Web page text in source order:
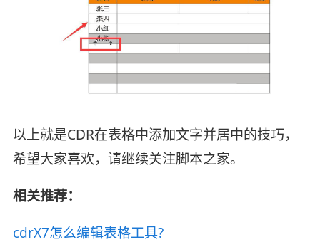
以上就是CDR在表格中添加文字并居中的技巧，
希望大家喜欢，请继续关注脚本之家。
相关推荐：
cdrX7怎么编辑表格工具?